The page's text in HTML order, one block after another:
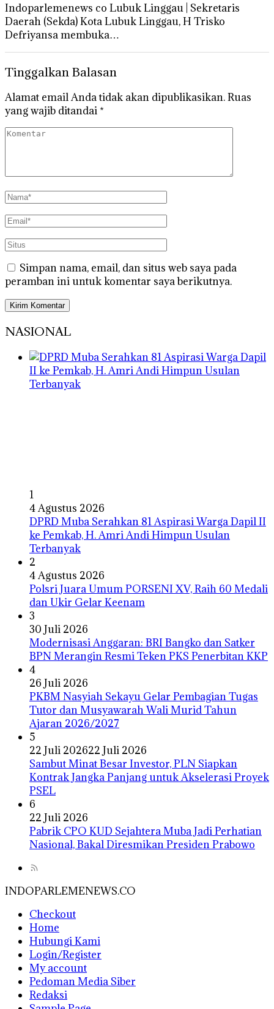
Indoparlemenews co Lubuk Linggau | Sekretaris
Daerah (Sekda) Kota Lubuk Linggau, H Trisko
Defriyansa membuka…
Tinggalkan Balasan
Alamat email Anda tidak akan dipublikasikan.Ruas
yang wajib ditandai *
Simpan nama, email, dan situs web saya pada
peramban ini untuk komentar saya berikutnya.
NASIONAL
1
4 Agustus 2026
DPRD Muba Serahkan 81 Aspirasi Warga Dapil II
ke Pemkab, H. Amri Andi Himpun Usulan
Terbanyak
2
4 Agustus 2026
Polsri Juara Umum PORSENI XV, Raih 60 Medali
dan Ukir Gelar Keenam
3
30 Juli 2026
Modernisasi Anggaran: BRI Bangko dan Satker
BPN Merangin Resmi Teken PKS Penerbitan KKP
4
26 Juli 2026
PKBM Nasyiah Sekayu Gelar Pembagian Tugas
Tutor dan Musyawarah Wali Murid Tahun
Ajaran 2026/2027
5
22 Juli 202622 Juli 2026
Sambut Minat Besar Investor, PLN Siapkan
Kontrak Jangka Panjang untuk Akselerasi Proyek
PSEL
6
22 Juli 2026
Pabrik CPO KUD Sejahtera Muba Jadi Perhatian
Nasional, Bakal Diresmikan Presiden Prabowo
INDOPARLEMENEWS.CO
Checkout
Home
Hubungi Kami
Login/Register
My account
Pedoman Media Siber
Redaksi